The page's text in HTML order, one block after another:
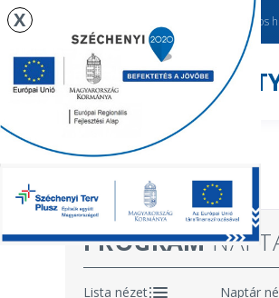
város
PROGRAM
Lista nézet Naptár
X